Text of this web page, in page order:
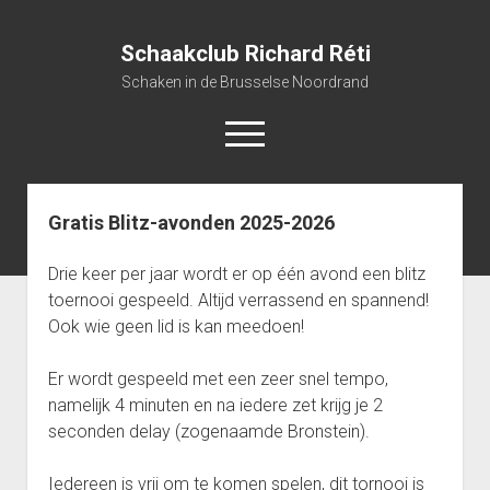
Schaakclub Richard Réti
Schaken in de Brusselse Noordrand
open
menu
Home
dropdown
menu
Clubkampioenschap 2025-2026
open
dropdown
Uitslagen, ranking en rondes Clubkampioenschap 2025-2026
Inhaalavonden 2025-2026
Beker 2025-2026
dropdown
menu
12/09/2025
12/12/2025
Gratis Rapid tornooi 2025-2026
Interclub 2025-2026
Wie was Reti?
Bestuur
Archieven
open
dropdown
menu
Competities 2024-2025
open
Gratis Blitz-avonden 2025-2026
Drie keer per jaar wordt er op één avond een blitz
toernooi gespeeld. Altijd verrassend en spannend!
Ook wie geen lid is kan meedoen!
Er wordt gespeeld met een zeer snel tempo,
namelijk 4 minuten en na iedere zet krijg je 2
seconden delay (zogenaamde Bronstein).
Iedereen is vrij om te komen spelen, dit tornooi is